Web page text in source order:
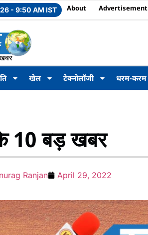
- 9:50 AM IST About Advertisement
खेल टेक्नोलॉजी धरम-करम
10 बड़ खबर
Ranjan April 29, 2022